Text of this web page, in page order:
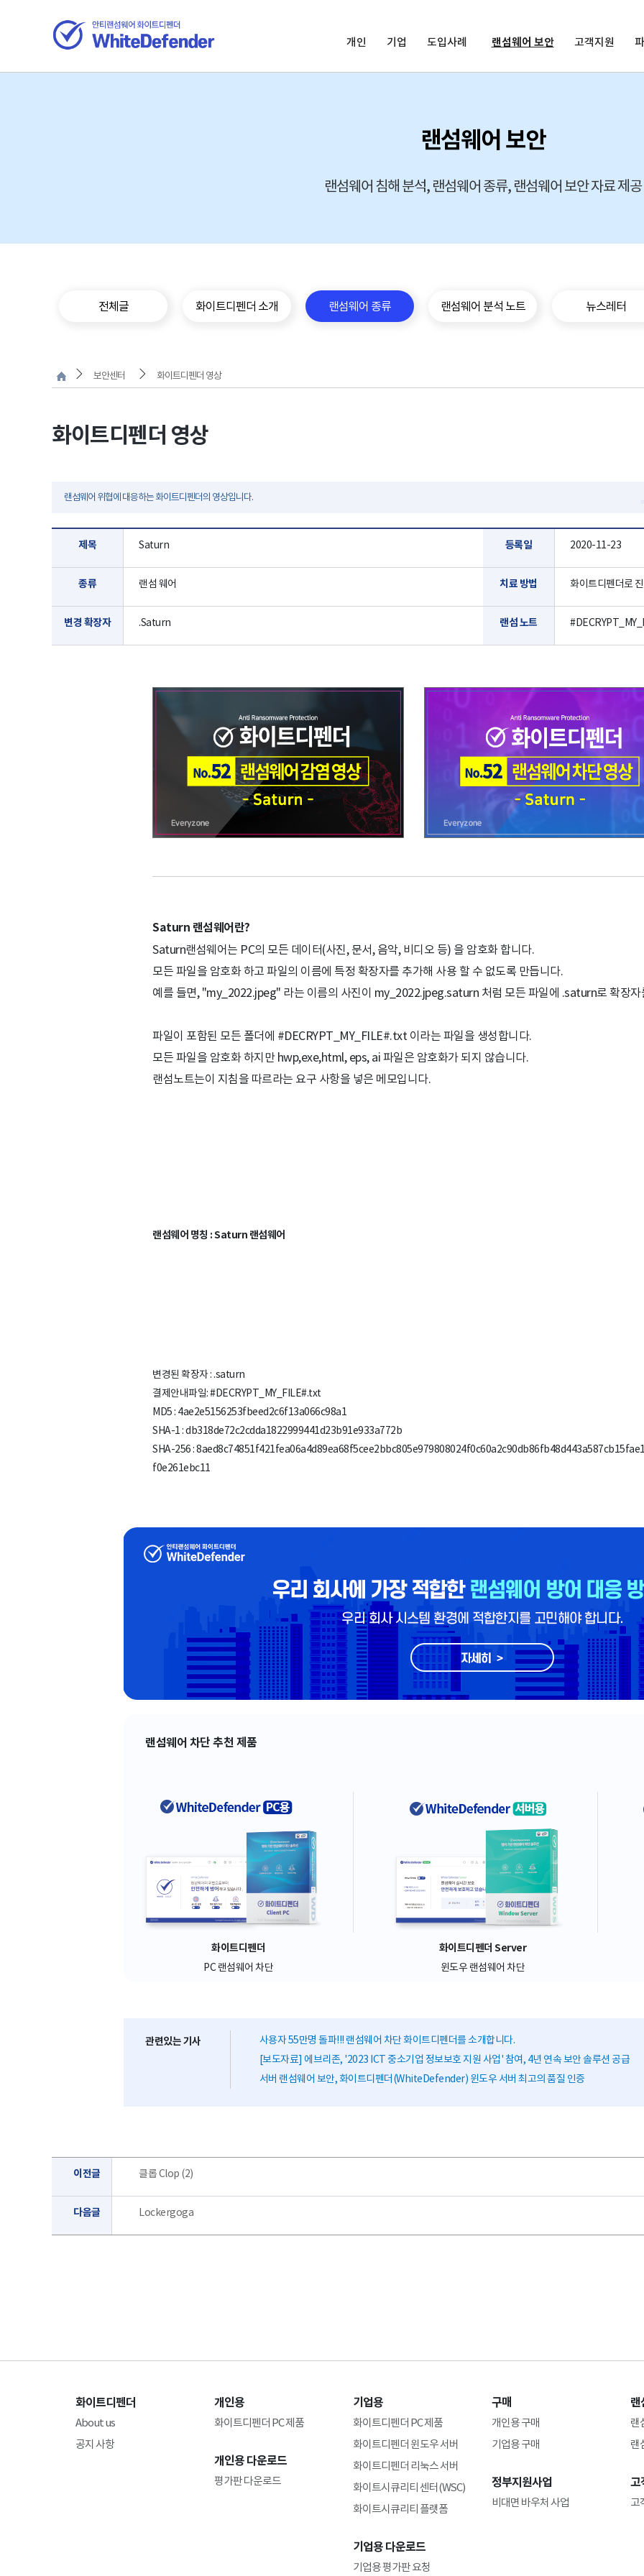
개인 기업 도입사례 랜섬웨어 보안 고객지원
랜섬웨어 보안
랜섬웨어 침해 분석, 랜섬웨어 종류, 랜섬웨어 보안 자료 제공
전체글 화이트디펜더 소개 랜섬웨어 종류 랜섬웨어 분석 노트 뉴스레터
보안센터 화이트디펜더 영상
화이트디펜더 영상
랜섬웨어 위협에 대응하는 화이트디펜더의 영상입니다.
제목 Saturn 등록일 2020-11-23
종류 랜섬 웨어 치료 방법 화이트디펜더로
변경 확장자 .Saturn 랜섬 노트
Saturn 랜섬웨어란?
Saturn랜섬웨어는 PC의 모든 데이터(사진, 문서, 음악, 비디오 등) 을 암호화 합니다.
모든 파일을 암호화 하고 파일의 이름에 특정 확장자를 추가해 사용 할 수 없도록 만듭니다.
예를 들면, "my_2022.jpeg" 라는 이름의 사진이 my_2022.jpeg.saturn 처럼 모든 파일에 .saturn로 확장자
파일이 포함된 모든 폴더에 #DECRYPT_MY_FILE#.txt 이라는 파일을 생성합니다.
모든 파일을 암호화 하지만 hwp,exe,html, eps, ai 파일은 암호화가 되지 않습니다.
랜섬노트는이 지침을 따르라는 요구 사항을 넣은 메모입니다.
랜섬웨어 명칭 : Saturn 랜섬웨어
변경된 확장자 : .saturn
결제안내파일: #DECRYPT_MY_FILE#.txt
MD5 : 4ae2e5156253fbeed2c6f13a066c98a1
SHA-1 : db318de72c2cdda1822999441d23b91e933a772b
SHA-256 :
f0e261ebc11
랜섬웨어 차단 추천 제품
화이트디펜더
PC 랜섬웨어 차단
화이트디펜더 Server
윈도우 랜섬웨어 차단
관련있는 기사
사용자 55만명 돌파!!! 랜섬웨어 차단 화이트디펜더를 소개합니다.
[보도자료] 에브리존, '2023 ICT 중소기업 정보보호 지원 사업' 참여, 4년 연속 보안 솔루션 공급
서버 랜섬웨어 보안, 화이트디펜더(WhiteDefender) 윈도우 서버 최고의 품질 인증
이전글 클롭 Clop (2)
다음글 Lockergoga
화이트디펜더
About us
공지 사항
개인용
화이트디펜더 PC 제품
개인용 다운로드
평가판 다운로드
기업용
화이트디펜더 PC 제품
화이트디펜더 윈도우 서버
화이트디펜더 리눅스 서버
화이트시큐리티 센터(WSC)
화이트시큐리티 플랫폼
기업용 다운로드
기업용 평가판 요청
구매
개인용 구매
기업용 구매
정부지원사업
비대면 바우처 사업
랜
랜
랜
고
고